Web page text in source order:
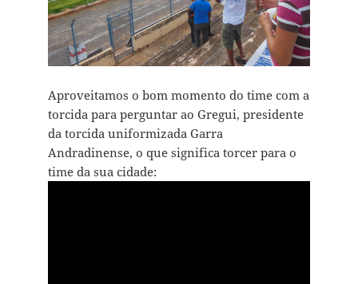
Aproveitamos o bom momento do time com a
torcida para perguntar ao Gregui, presidente
da torcida uniformizada Garra
Andradinense, o que significa torcer para o
time da sua cidade: